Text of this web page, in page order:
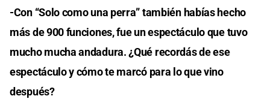
-Con “Solo como una perra” también habías hecho
más de 900 funciones, fue un espectáculo que tuvo
mucho mucha andadura. ¿Qué recordás de ese
espectáculo y cómo te marcó para lo que vino
después?